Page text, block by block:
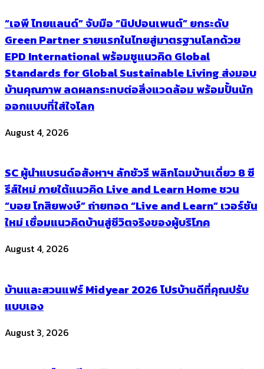
“เอพี ไทยแลนด์” จับมือ “นิปปอนเพนต์” ยกระดับ
Green Partner รายแรกในไทยสู่มาตรฐานโลกด้วย
EPD International พร้อมชูแนวคิด Global
Standards for Global Sustainable Living ส่งมอบ
บ้านคุณภาพ ลดผลกระทบต่อสิ่งแวดล้อม พร้อมปั้นนัก
ออกแบบที่ใส่ใจโลก
August 4, 2026
SC ผู้นำแบรนด์อสังหาฯ ลักชัวรี พลิกโฉมบ้านเดี่ยว 8 ซี
รีส์ใหม่ ภายใต้แนวคิด Live and Learn Home ชวน
“บอย โกสิยพงษ์” ถ่ายทอด “Live and Learn” เวอร์ชัน
ใหม่ เชื่อมแนวคิดบ้านสู่ชีวิตจริงของผู้บริโภค
August 4, 2026
บ้านและสวนแฟร์ Midyear 2026 โปรบ้านดีที่คุณปรับ
แบบเอง
August 3, 2026